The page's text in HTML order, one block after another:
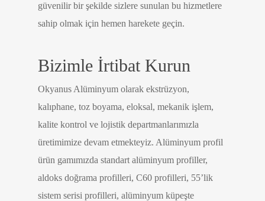
güvenilir bir şekilde sizlere sunulan bu hizmetlere
sahip olmak için hemen harekete geçin.
Bizimle İrtibat Kurun
Okyanus Alüminyum olarak ekstrüzyon,
kalıphane, toz boyama, eloksal, mekanik işlem,
kalite kontrol ve lojistik departmanlarımızla
üretimimize devam etmekteyiz. Alüminyum profil
ürün gamımızda standart alüminyum profiller,
aldoks doğrama profilleri, C60 profilleri, 55’lik
sistem serisi profilleri, alüminyum küpeşte